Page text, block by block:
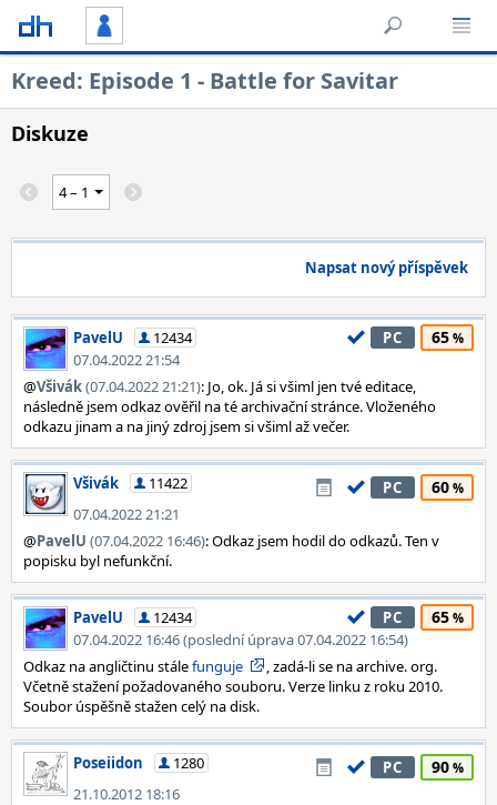
Kreed: Episode 1 - Battle for Savitar
Diskuze
Napsat nový příspěvek
PavelU
12434
07.04.2022 21:54
PC 65
@Všivák(07.04.2022 21:21): Jo, ok. Já si všiml jen tvé editace,
následně jsem odkaz ověřil na té archivační stránce. Vloženého
odkazu jinam a na jiný zdroj jsem si všiml až večer.
Všivák
11422
07.04.2022 21:21
PC 60
@PavelU (07.04.2022 16:46): Odkaz jsem hodil do odkazů. Ten v
popisku byl nefunkční.
PavelU
12434
07.04.2022 16:46 (poslední úprava 07.04.2022 16:54)
PC 65
Odkaz na angličtinu stálefunguje
, zadá-li se na archive. org.
Včetně stažení požadovaného souboru. Verze linku z roku 2010.
Soubor úspěšně stažen celý na disk.
Poseiidon
1280
21.10.2012 18:16
PC 90